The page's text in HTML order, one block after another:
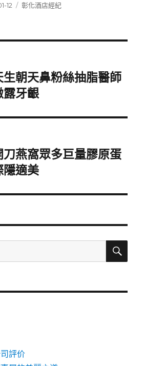
12
分
彰化酒店經紀
朝天鼻粉絲抽脂醫師
露牙齦
燕窩眾多巨量膠原蛋
隱適美
搜
評价